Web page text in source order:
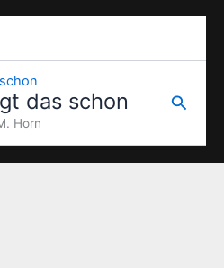
das schon
Horn